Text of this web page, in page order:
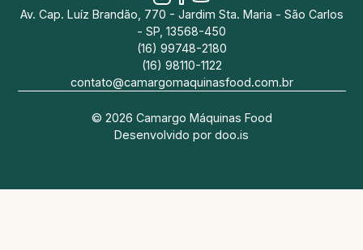
Av. Cap. Luíz Brandão, 770 - Jardim Sta. Maria - São Carlos
- SP, 13568-450
(16) 99748-2180
(16) 98110-1122
contato@camargomaquinasfood.com.br
© 2026 Camargo Máquinas Food
Desenvolvido por doo.is